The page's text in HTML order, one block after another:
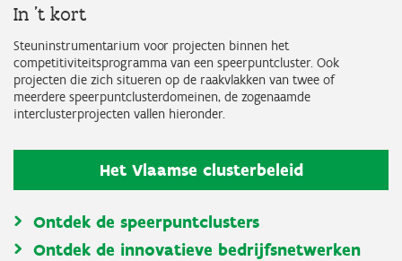
In 't kort
Steuninstrumentarium voor projecten binnen het
competitiviteitsprogramma van een speerpuntcluster. Ook
projecten die zich situeren op de raakvlakken van twee of
meerdere speerpuntclusterdomeinen, de zogenaamde
interclusterprojecten vallen hieronder.
Het Vlaamse clusterbeleid
Ontdek de speerpuntclusters
Ontdek de innovatieve bedrijfsnetwerken